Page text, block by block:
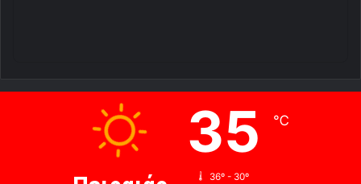
35 ℃
36º - 30º